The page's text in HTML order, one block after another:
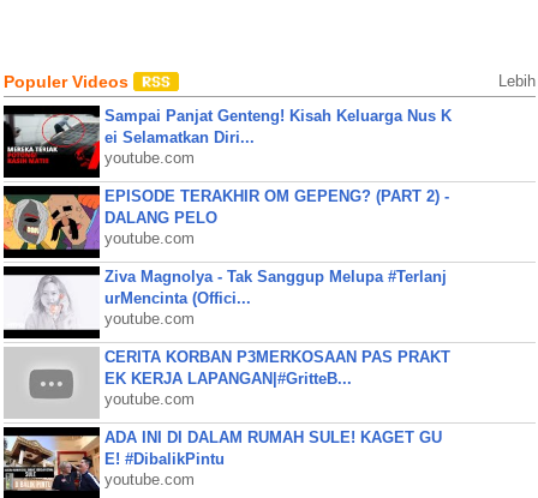
Populer Videos Lebih
Sampai Panjat Genteng! Kisah Keluarga Nus K
ei Selamatkan Diri...
youtube.com
EPISODE TERAKHIR OM GEPENG? (PART 2) -
DALANG PELO
youtube.com
Ziva Magnolya - Tak Sanggup Melupa #Terlanj
urMencinta (Offici...
youtube.com
CERITA KORBAN P3MERKOSAAN PAS PRAKT
EK KERJA LAPANGAN|#GritteB...
youtube.com
ADA INI DI DALAM RUMAH SULE! KAGET GU
E! #DibalikPintu
youtube.com